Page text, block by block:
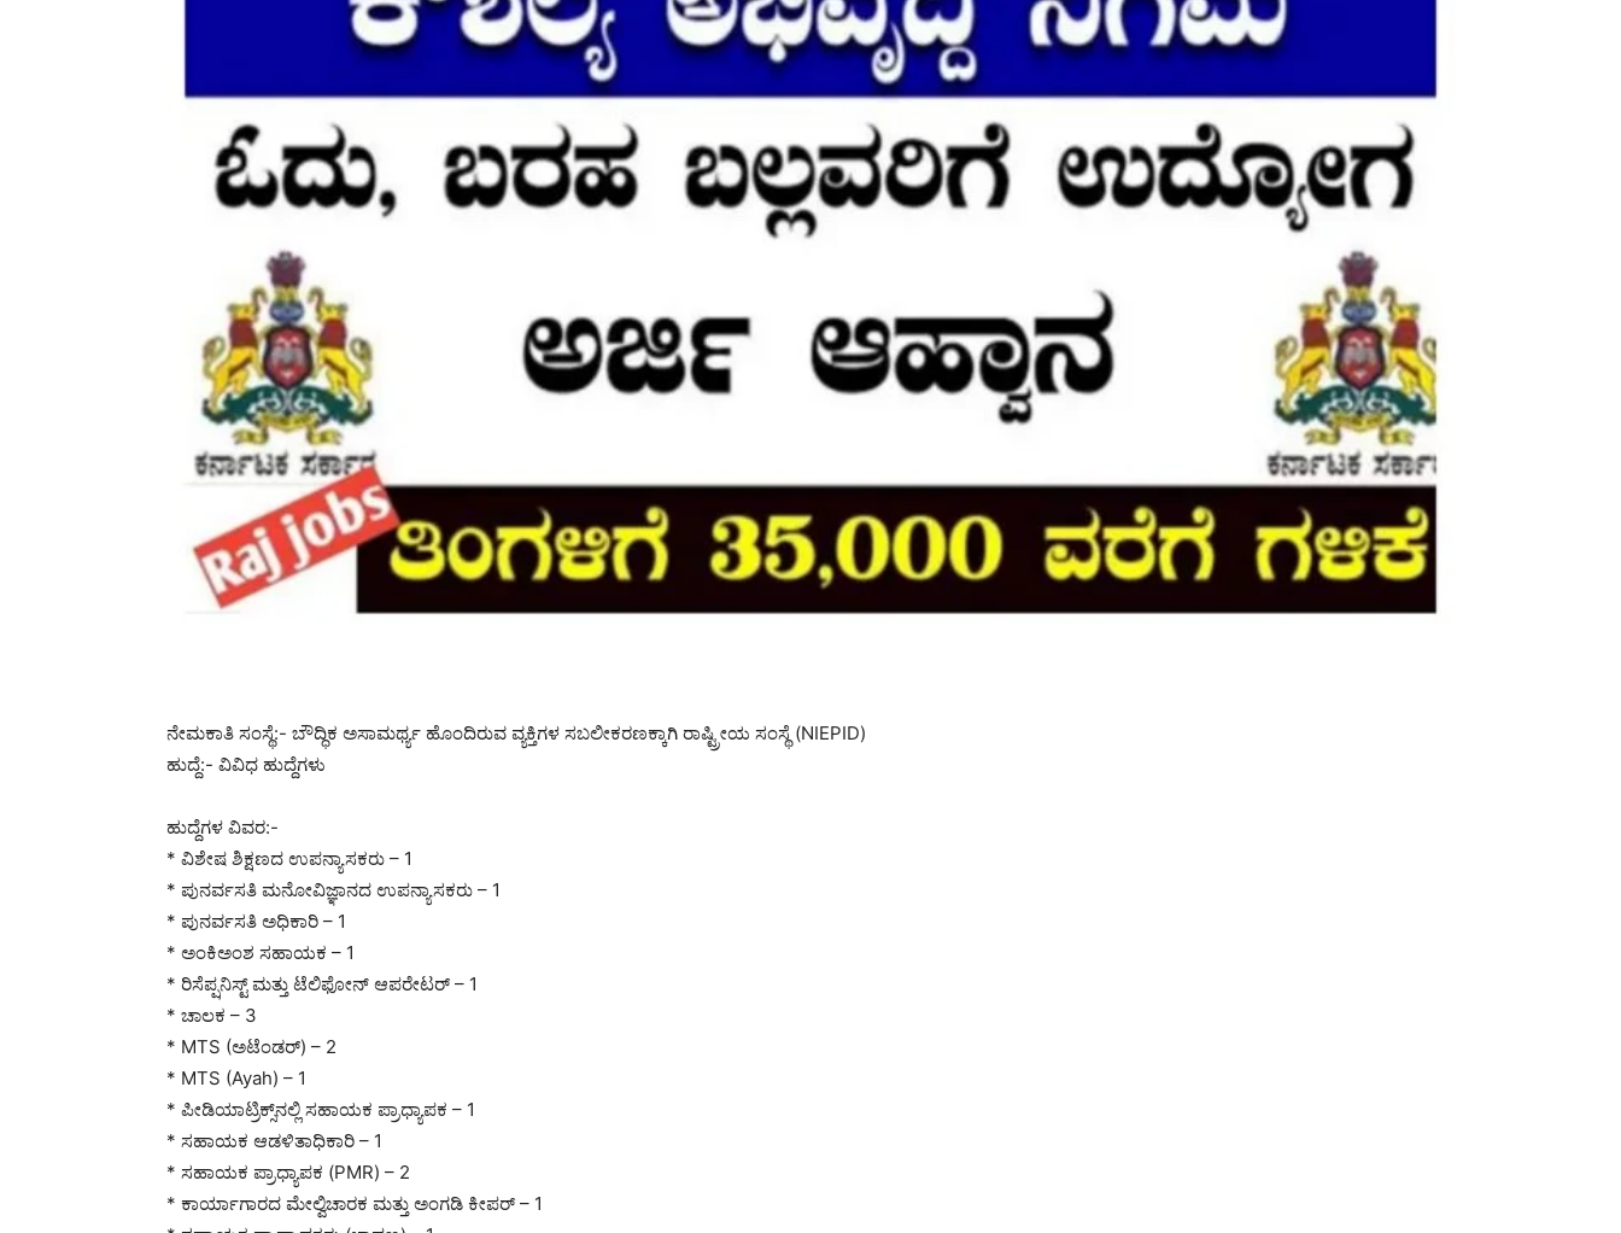
ನೇಮಕಾತಿ ಸಂಸ್ಥೆ:- ಬೌದ್ಧಿಕ ಅಸಾಮರ್ಥ್ಯ ಹೊಂದಿರುವ ವ್ಯಕ್ತಿಗಳ ಸಬಲೀಕರಣಕ್ಕಾಗಿ ರಾಷ್ಟ್ರೀಯ ಸಂಸ್ಥೆ (NIEPID)
ಹುದ್ದೆ:- ವಿವಿಧ ಹುದ್ದೆಗಳು
ಹುದ್ದೆಗಳ ವಿವರ:-
* ವಿಶೇಷ ಶಿಕ್ಷಣದ ಉಪನ್ಯಾಸಕರು – 1
* ಪುನರ್ವಸತಿ ಮನೋವಿಜ್ಞಾನದ ಉಪನ್ಯಾಸಕರು – 1
* ಪುನರ್ವಸತಿ ಅಧಿಕಾರಿ – 1
* ಅಂಕಿಅಂಶ ಸಹಾಯಕ – 1
* ರಿಸೆಪ್ಷನಿಸ್ಟ್ ಮತ್ತು ಟೆಲಿಫೋನ್ ಆಪರೇಟರ್ – 1
* ಚಾಲಕ – 3
* MTS (ಅಟೆಂಡರ್) – 2
* MTS (Ayah) – 1
* ಪೀಡಿಯಾಟ್ರಿಕ್ಸ್‌ನಲ್ಲಿ ಸಹಾಯಕ ಪ್ರಾಧ್ಯಾಪಕ – 1
* ಸಹಾಯಕ ಆಡಳಿತಾಧಿಕಾರಿ – 1
* ಸಹಾಯಕ ಪ್ರಾಧ್ಯಾಪಕ (PMR) – 2
* ಕಾರ್ಯಾಗಾರದ ಮೇಲ್ವಿಚಾರಕ ಮತ್ತು ಅಂಗಡಿ ಕೀಪರ್ – 1